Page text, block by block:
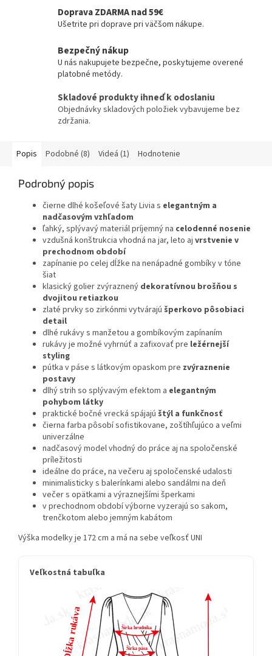
Doprava ZDARMA nad 59€
Ušetrite pri doprave pri väčšom nákupe.
Bezpečný nákup
U nás nakupujete bezpečne, poskytujeme overené
platobné metódy.
Skladové produkty ihneď k odoslaniu
Objednávky skladových položiek vybavujeme bez
zdržania.
Popis Podobné (8) Videá (1) Hodnotenie
Podrobný popis
čierne dlhé košeľové šaty Livia s elegantným a
nadčasovým vzhľadom
ľahký, splývavý materiál príjemný na celodenné nosenie
vzdušná konštrukcia vhodná na jar, leto aj vrstvenie v
prechodnom období
zapínanie po celej dĺžke na nenápadné gombíky v tóne
šiat
klasický golier zvýraznený dekoratívnou brošňou s
dvojitou retiazkou
zlaté prvky so zirkónmi vytvárajú šperkovo pôsobiaci
detail
dlhé rukávy s manžetou a gombíkovým zapínaním
rukávy je možné vyhrnúť a zafixovať pre ležérnejší
styling
pútka v páse s látkovým opaskom pre zvýraznenie
postavy
dlhý strih so splývavým efektom a elegantným
pohybom látky
praktické bočné vrecká spájajú štýl a funkčnosť
čierna farba pôsobí sofistikovane, zoštíhľujúco a veľmi
univerzálne
nadčasový model vhodný do práce aj na spoločenské
príležitosti
ideálne do práce, na večeru aj spoločenské udalosti
minimalisticky s balerínkami alebo sandálmi na deň
večer s opätkami a výraznejšími šperkami
v prechodnom období výborne vyzerajú so sakom,
trenčkotom alebo jemným kabátom
Výška modelky je 172 cm a má na sebe veľkosť UNI
Veľkostná tabuľka